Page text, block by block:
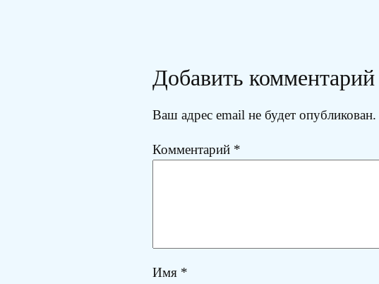
Добавить комментарий
Ваш адрес email не будет опубликован.
Комментарий *
Имя *